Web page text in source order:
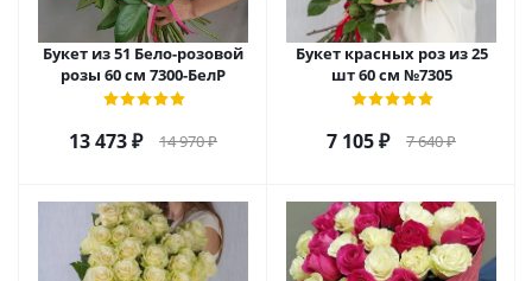
Букет из 51 Бело-розовой
розы 60 см 7300-БелР
13 473₽ 14 970₽
Букет красных роз из 25
шт 60 см №7305
7 105₽ 7 640₽